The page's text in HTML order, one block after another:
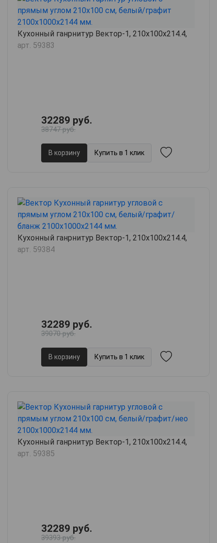
Кухонный ганрнитур Вектор-1, 210х100х214.4,
арт. 59383
32289 руб.
38747 руб.
В корзину Купить в 1 клик
Кухонный ганрнитур Вектор-1, 210х100х214.4,
арт. 59384
32289 руб.
39070 руб.
В корзину Купить в 1 клик
Кухонный ганрнитур Вектор-1, 210х100х214.4,
арт. 59385
32289 руб.
39393 руб.